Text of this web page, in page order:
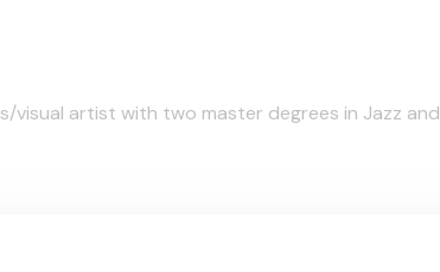
artist with two master degrees in Jazz